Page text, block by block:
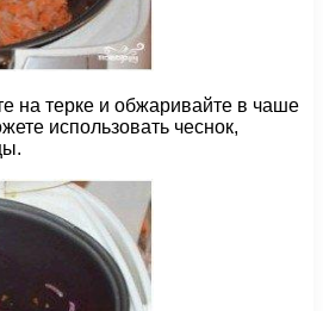
на терке и обжаривайте в чаше
использовать чеснок,